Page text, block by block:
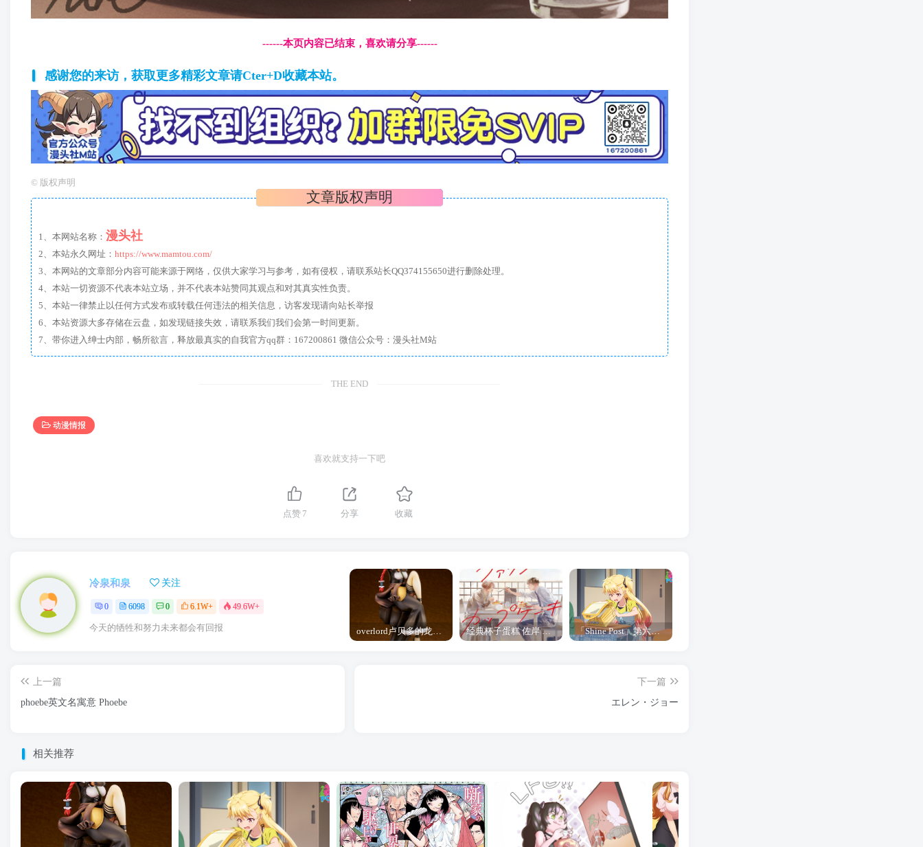
------本页内容已结束，喜欢请分享------
感谢您的来访，获取更多精彩文章请Cter+D收藏本站。
© 版权声明
文章版权声明
1、本网站名称： 漫头社
2、本站永久网址： https://www.mamtou.com/
3、本网站的文章部分内容可能来源于网络，仅供大家学习与参考，如有侵权，请联系站长QQ374155650进行删除处理。
4、本站一切资源不代表本站立场，并不代表本站赞同其观点和对其真实性负责。
5、本站一律禁止以任何方式发布或转载任何违法的相关信息，访客发现请向站长举报
6、本站资源大多存储在云盘，如发现链接失效，请联系我们我们会第一时间更新。
7、带你进入绅士内部，畅所欲言，释放最真实的自我官方qq群：167200861 微信公众号：漫头社M站
THE END
动漫情报
喜欢就支持一下吧
点赞 7 分享 收藏
冷泉和泉 关注
0 6098 0 6.1W+ 49.6W+
今天的牺牲和努力未来都会有回报 overlord卢贝多的龙王谁厉害 「Overlord」露普斯蕾琪娜·贝塔手办开订 经典杯子蛋糕 佐岸 漫画「经典杯子蛋糕」宣布真人日剧化 「Shine Post」第六话ED主题曲「Yellow Rose」无字幕MV公开
上一篇
phoebe英文名寓意 Phoebe
下一篇
エレン・ジョー
相关推荐